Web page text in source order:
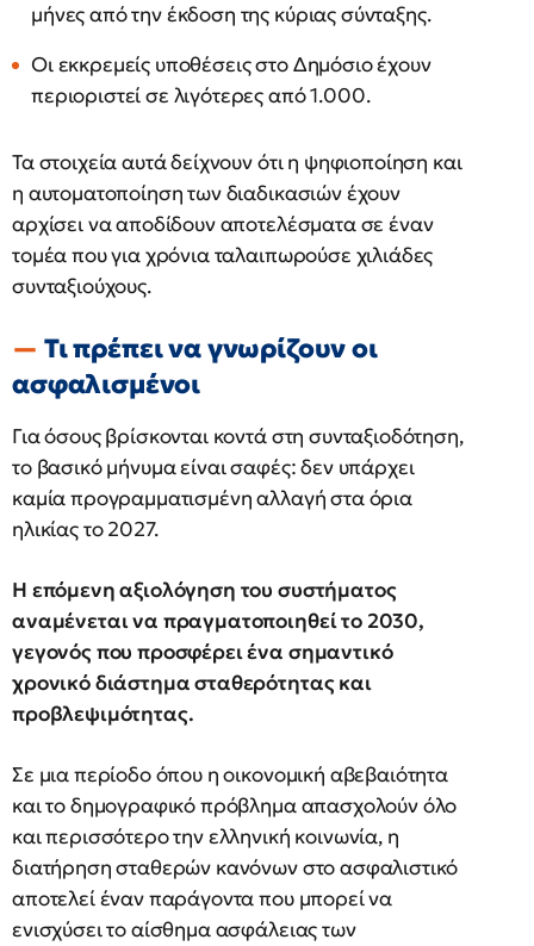
μήνες από την έκδοση της κύριας σύνταξης.
Οι εκκρεμείς υποθέσεις στο Δημόσιο έχουν
περιοριστεί σε λιγότερες από 1.000.
Τα στοιχεία αυτά δείχνουν ότι η ψηφιοποίηση και
η αυτοματοποίηση των διαδικασιών έχουν
αρχίσει να αποδίδουν αποτελέσματα σε έναν
τομέα που για χρόνια ταλαιπωρούσε χιλιάδες
συνταξιούχους.
Τι πρέπει να γνωρίζουν οι
ασφαλισμένοι
Για όσους βρίσκονται κοντά στη συνταξιοδότηση,
το βασικό μήνυμα είναι σαφές: δεν υπάρχει
καμία προγραμματισμένη αλλαγή στα όρια
ηλικίας το 2027.
Η επόμενη αξιολόγηση του συστήματος
αναμένεται να πραγματοποιηθεί το 2030,
γεγονός που προσφέρει ένα σημαντικό
χρονικό διάστημα σταθερότητας και
προβλεψιμότητας.
Σε μια περίοδο όπου η οικονομική αβεβαιότητα
και το δημογραφικό πρόβλημα απασχολούν όλο
και περισσότερο την ελληνική κοινωνία, η
διατήρηση σταθερών κανόνων στο ασφαλιστικό
αποτελεί έναν παράγοντα που μπορεί να
ενισχύσει το αίσθημα ασφάλειας των